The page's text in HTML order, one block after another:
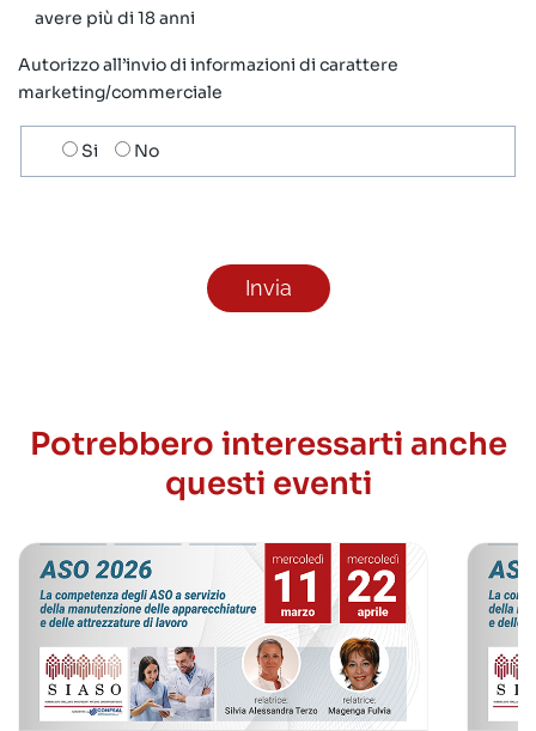
avere più di 18 anni
Autorizzo all’invio di informazioni di carattere
marketing/commerciale
Scelta
invio
Si No
Potrebbero interessarti anche
questi eventi